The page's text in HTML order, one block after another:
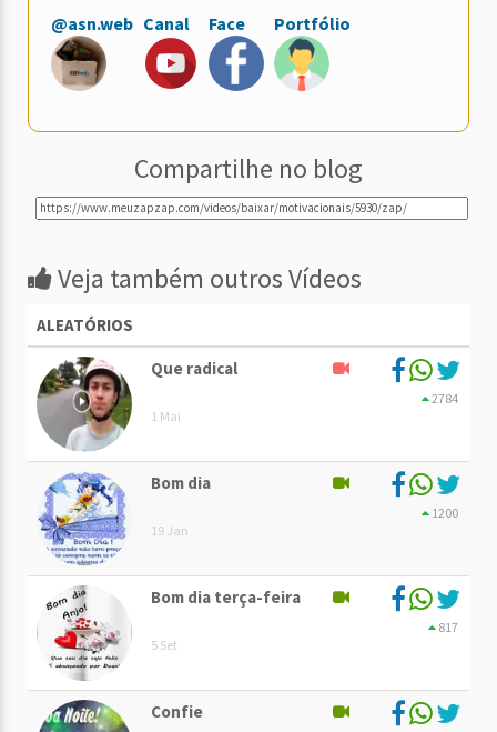
@asn.web Canal Face Portfólio
Compartilhe no blog
Veja também outros Vídeos
ALEATÓRIOS
Que radical
1 Mai
2784
Bom dia
19 Jan
1200
Bom dia terça-feira
5 Set
817
Confie